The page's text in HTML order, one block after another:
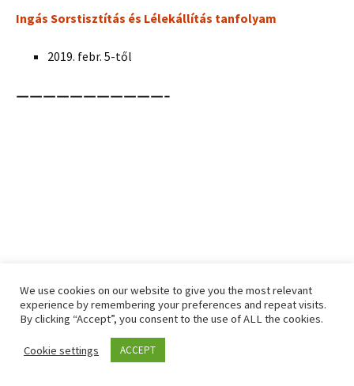
Ingás Sorstisztítás és Lélekállítás tanfolyam
2019. febr. 5-től
———————————-
Az embereknek olvasnia kéne a
hírleveleimet
május 6, 2018 Uncategorized
We use cookies on our website to give you the most relevant
experience by remembering your preferences and repeat visits.
By clicking “Accept”, you consent to the use of ALL the cookies.
Cookie settings ACCEPT